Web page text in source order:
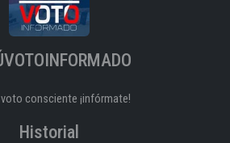
voto consciente ¡infórmate!
Historial